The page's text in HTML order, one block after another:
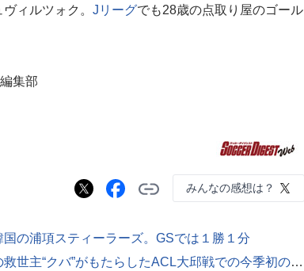
ィルツォク。 Jリーグでも28歳の点取り屋のゴール
集部
みんなの感想は？
の浦項スティーラーズ。GSでは１勝１分
３ゴールだけじゃない！名古屋の救世主“クバ”がもたらしたACL大邱戦での今季初の逆転勝利